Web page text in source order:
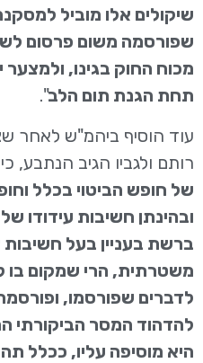
שיקולים אלו מוביל
שפורסמה משום פרסום
מכוח החוק בגינו,
תחת הגנת תום הלב".
עוד הוסיף ביהמ"ש לאחר
רותם ולגביו הגיב הנתבע,
של חופש הביטוי בכלל
ובהינתן חשיבות עידודו
ברשת בעניין בעל חשיבות
משטרתית, הרי שמקום בו
לדברים שפורסמו,
להדהוד המסר הביקורתי
היא מוסיפה עליו, ככלל